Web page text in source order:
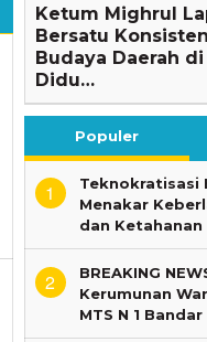
Ketum Mighrul
Bersatu
Budaya Daerah
Didu…
Populer
1
Teknokratisasi
Menakar
dan Ketahanan
2
BREAKING
Kerumunan
MTS N 1